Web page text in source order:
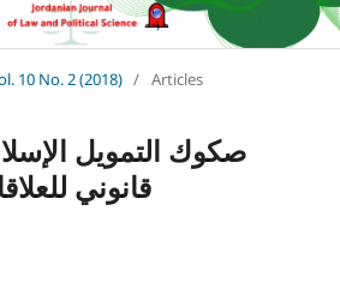
10 No. 2 (2018) / Articles
صكوك التمويل
قانوني